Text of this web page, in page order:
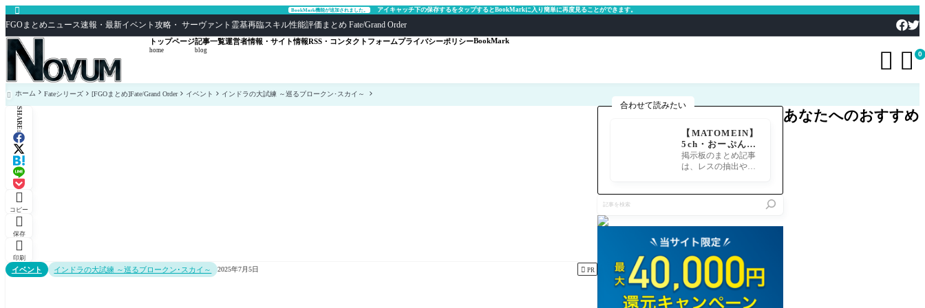
 BookMark機能が追加されました。 アイキャッチ下の保存するをタップするとBookMarkに入り簡単に再度見ることができます。
FGOまとめニュース速報・最新イベント攻略・ サーヴァント霊基再臨スキル性能評価まとめ Fate/Grand Order
トップページ
home
記事一覧
blog
運営者情報・サイト情報RSS・コンタクトフォームプライバシーポリシーBookMark
  0
 ホーム Fateシリーズ [FGOまとめ]Fate/Grand Order イベント インドラの大試練 ～巡るブロークン･スカイ～
SHARE:

コピー

保存

印刷
イベント インドラの大試練 ～巡るブロークン･スカイ～ 2025年7月5日  PR
合わせて読みたい
【MATOMEIN】
5ch・おーぷん2
ちゃん・したら
ば・ガルちゃん・
掲示板のまとめ記事
は、レスの抽出や整
を
検
あなたへのおすすめ